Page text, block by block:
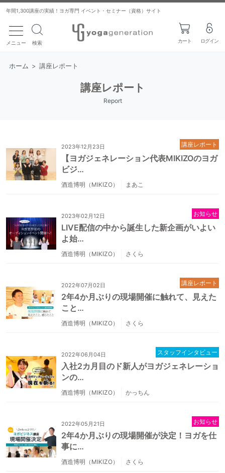
年間1,300講座の実績！ヨガ専門 イベント・セミナー（資格）サイト
toggle navigation
メニュー 検索 カート ログイン
ホーム > 講座レポート
講座レポート
Report
2023年12月23日
【ヨガジェネレーション代表MIKIZOのヨガ
ビジ…
酒造博明（MIKIZO） まあこ
講座レポート
2023年02月12日
LIVE配信の中から誕生した新企画がいよい
よ始…
酒造博明（MIKIZO） さくら
お知らせ
2022年07月02日
2年4か月ぶりの現場開催に触れて、見えた
こと…
酒造博明（MIKIZO） さくら
講座レポート
2022年06月04日
入社2カ月目のド新人がヨガジェネレーショ
ンの…
酒造博明（MIKIZO） かっちん
スタッフインタビュー
2022年05月21日
2年4か月ぶりの現場開催が決定！ヨガを仕
事に…
酒造博明（MIKIZO） さくら
お知らせ